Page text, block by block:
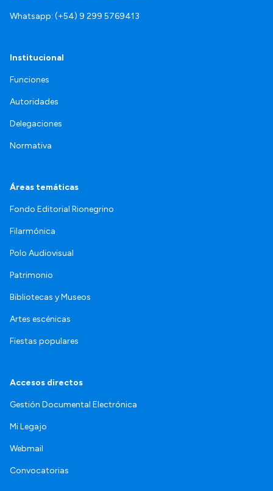
Whatsapp: (+54) 9 299 5769413
Institucional
Funciones
Autoridades
Delegaciones
Normativa
Áreas temáticas
Fondo Editorial Rionegrino
Filarmónica
Polo Audiovisual
Patrimonio
Bibliotecas y Museos
Artes escénicas
Fiestas populares
Accesos directos
Gestión Documental Electrónica
Mi Legajo
Webmail
Convocatorias